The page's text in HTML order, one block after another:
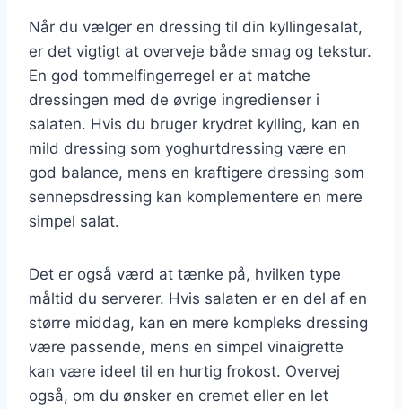
Når du vælger en dressing til din kyllingesalat,
er det vigtigt at overveje både smag og tekstur.
En god tommelfingerregel er at matche
dressingen med de øvrige ingredienser i
salaten. Hvis du bruger krydret kylling, kan en
mild dressing som yoghurtdressing være en
god balance, mens en kraftigere dressing som
sennepsdressing kan komplementere en mere
simpel salat.
Det er også værd at tænke på, hvilken type
måltid du serverer. Hvis salaten er en del af en
større middag, kan en mere kompleks dressing
være passende, mens en simpel vinaigrette
kan være ideel til en hurtig frokost. Overvej
også, om du ønsker en cremet eller en let